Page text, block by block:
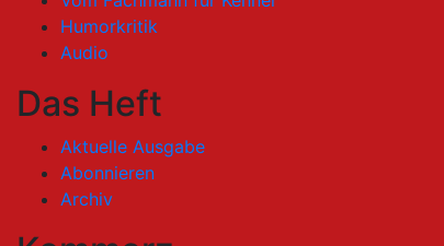
Humorkritik
Audio
Das Heft
Aktuelle Ausgabe
Abonnieren
Archiv